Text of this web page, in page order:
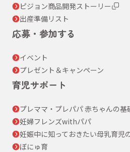
ピジョン商品開発ストーリー
出産準備リスト
応募・参加する
イベント
プレゼント＆キャンペーン
育児サポート
プレママ・プレパパ 赤ちゃんの基
妊婦フレンズwithパパ
妊娠中に知っておきたい母乳育児
ぼにゅ育